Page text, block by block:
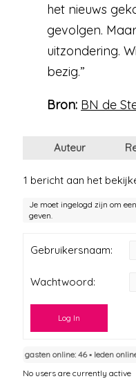
het nieuws
gevolgen.
uitzondering.
bezig.”
Bron: BN de
Auteur
1 bericht aan het
Je moet ingelogd zijn om
geven.
Gebruikersnaam:
Wachtwoord:
Log In
gasten online: 46 ▪︎ leden
No users are currently active